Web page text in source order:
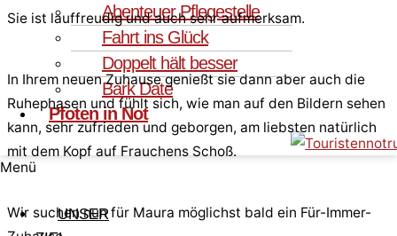
Abenteuer Pflegestelle
Fahrt ins Glück
Doppelt hält besser
Bark Date
Pfoten in Not
Menü
UNSER
Sie ist lauffreudig und auch sehr aufmerksam.
In Ihrem neuen Zuhause genießt sie dann aber auch die
Ruhephasen und fühlt sich, wie man auf den Bildern sehen
kann, sehr zufrieden und geborgen, am liebsten natürlich
mit dem Kopf auf Frauchens Schoß.
Wir suchen nun für Maura möglichst bald ein Für-Immer-